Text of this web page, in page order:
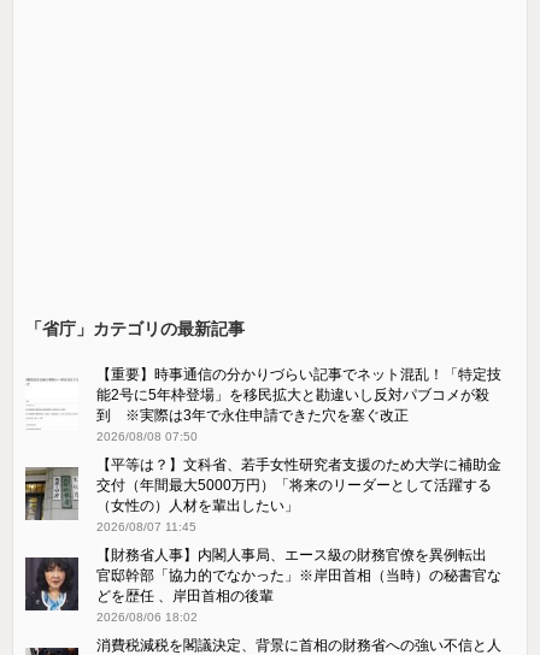
「省庁」カテゴリの最新記事
【重要】時事通信の分かりづらい記事でネット混乱！「特定技
能2号に5年枠登場」を移民拡大と勘違いし反対パブコメが殺
到 ※実際は3年で永住申請できた穴を塞ぐ改正
2026/08/08 07:50
【平等は？】文科省、若手女性研究者支援のため大学に補助金
交付（年間最大5000万円）「将来のリーダーとして活躍する
（女性の）人材を輩出したい」
2026/08/07 11:45
【財務省人事】内閣人事局、エース級の財務官僚を異例転出
官邸幹部「協力的でなかった」※岸田首相（当時）の秘書官な
どを歴任 、岸田首相の後輩
2026/08/06 18:02
消費税減税を閣議決定、背景に首相の財務省への強い不信と人